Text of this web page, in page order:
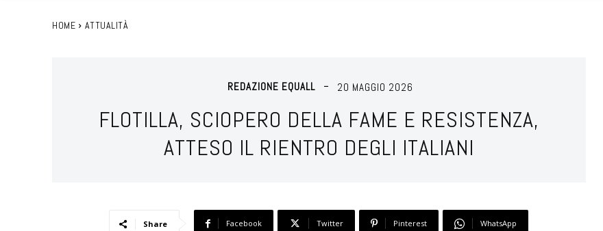
HOME ATTUALITÀ
REDAZIONE EQUALL 20 MAGGIO 2026
FLOTILLA, SCIOPERO DELLA FAME E RESISTENZA,
ATTESO IL RIENTRO DEGLI ITALIANI
Share Facebook Twitter Pinterest WhatsApp